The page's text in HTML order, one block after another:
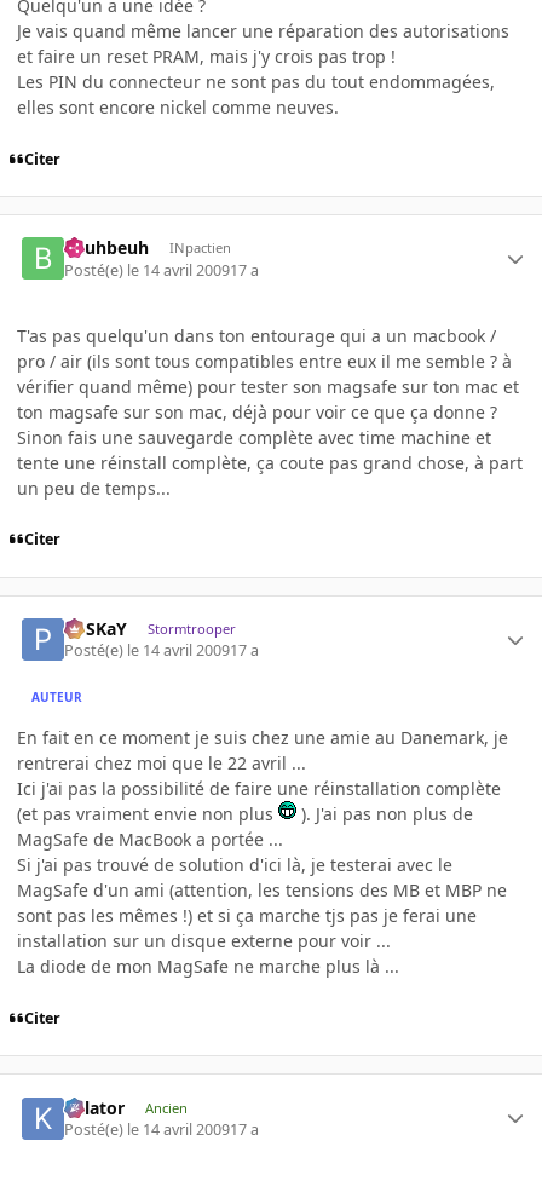
Quelqu'un a une idée ?
Je vais quand même lancer une réparation des autorisations
et faire un reset PRAM, mais j'y crois pas trop !
Les PIN du connecteur ne sont pas du tout endommagées,
elles sont encore nickel comme neuves.
Citer
beuhbeuh INpactien
Posté(e) le 14 avril 200917 a
T'as pas quelqu'un dans ton entourage qui a un macbook /
pro / air (ils sont tous compatibles entre eux il me semble ? à
vérifier quand même) pour tester son magsafe sur ton mac et
ton magsafe sur son mac, déjà pour voir ce que ça donne ?
Sinon fais une sauvegarde complète avec time machine et
tente une réinstall complète, ça coute pas grand chose, à part
un peu de temps...
Citer
PoSKaY Stormtrooper
Posté(e) le 14 avril 200917 a
AUTEUR
En fait en ce moment je suis chez une amie au Danemark, je
rentrerai chez moi que le 22 avril ...
Ici j'ai pas la possibilité de faire une réinstallation complète
(et pas vraiment envie non plus
). J'ai pas non plus de
MagSafe de MacBook a portée ...
Si j'ai pas trouvé de solution d'ici là, je testerai avec le
MagSafe d'un ami (attention, les tensions des MB et MBP ne
sont pas les mêmes !) et si ça marche tjs pas je ferai une
installation sur un disque externe pour voir ...
La diode de mon MagSafe ne marche plus là ...
Citer
Killator Ancien
Posté(e) le 14 avril 200917 a